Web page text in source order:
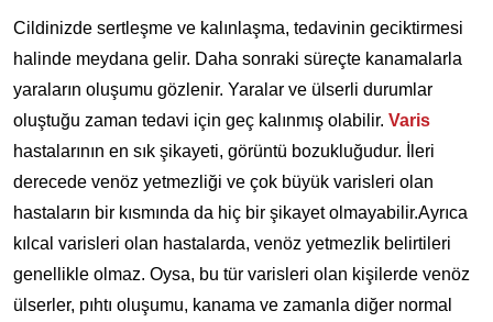
Cildinizde sertleşme ve kalınlaşma, tedavinin geciktirmesi
halinde meydana gelir. Daha sonraki süreçte kanamalarla
yaraların oluşumu gözlenir. Yaralar ve ülserli durumlar
oluştuğu zaman tedavi için geç kalınmış olabilir. Varis
hastalarının en sık şikayeti, görüntü bozukluğudur. İleri
derecede venöz yetmezliği ve çok büyük varisleri olan
hastaların bir kısmında da hiç bir şikayet olmayabilir.Ayrıca
kılcal varisleri olan hastalarda, venöz yetmezlik belirtileri
genellikle olmaz. Oysa, bu tür varisleri olan kişilerde venöz
ülserler, pıhtı oluşumu, kanama ve zamanla diğer normal